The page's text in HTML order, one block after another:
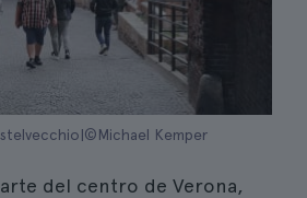
Kemper
del centro de Verona,